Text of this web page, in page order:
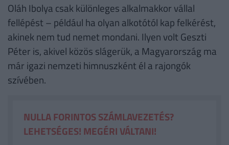
Oláh Ibolya csak különleges alkalmakkor vállal
fellépést – például ha olyan alkotótól kap felkérést,
akinek nem tud nemet mondani. Ilyen volt Geszti
Péter is, akivel közös slágerük, a Magyarország ma
már igazi nemzeti himnuszként él a rajongók
szívében.
NULLA FORINTOS SZÁMLAVEZETÉS?
LEHETSÉGES! MEGÉRI VÁLTANI!